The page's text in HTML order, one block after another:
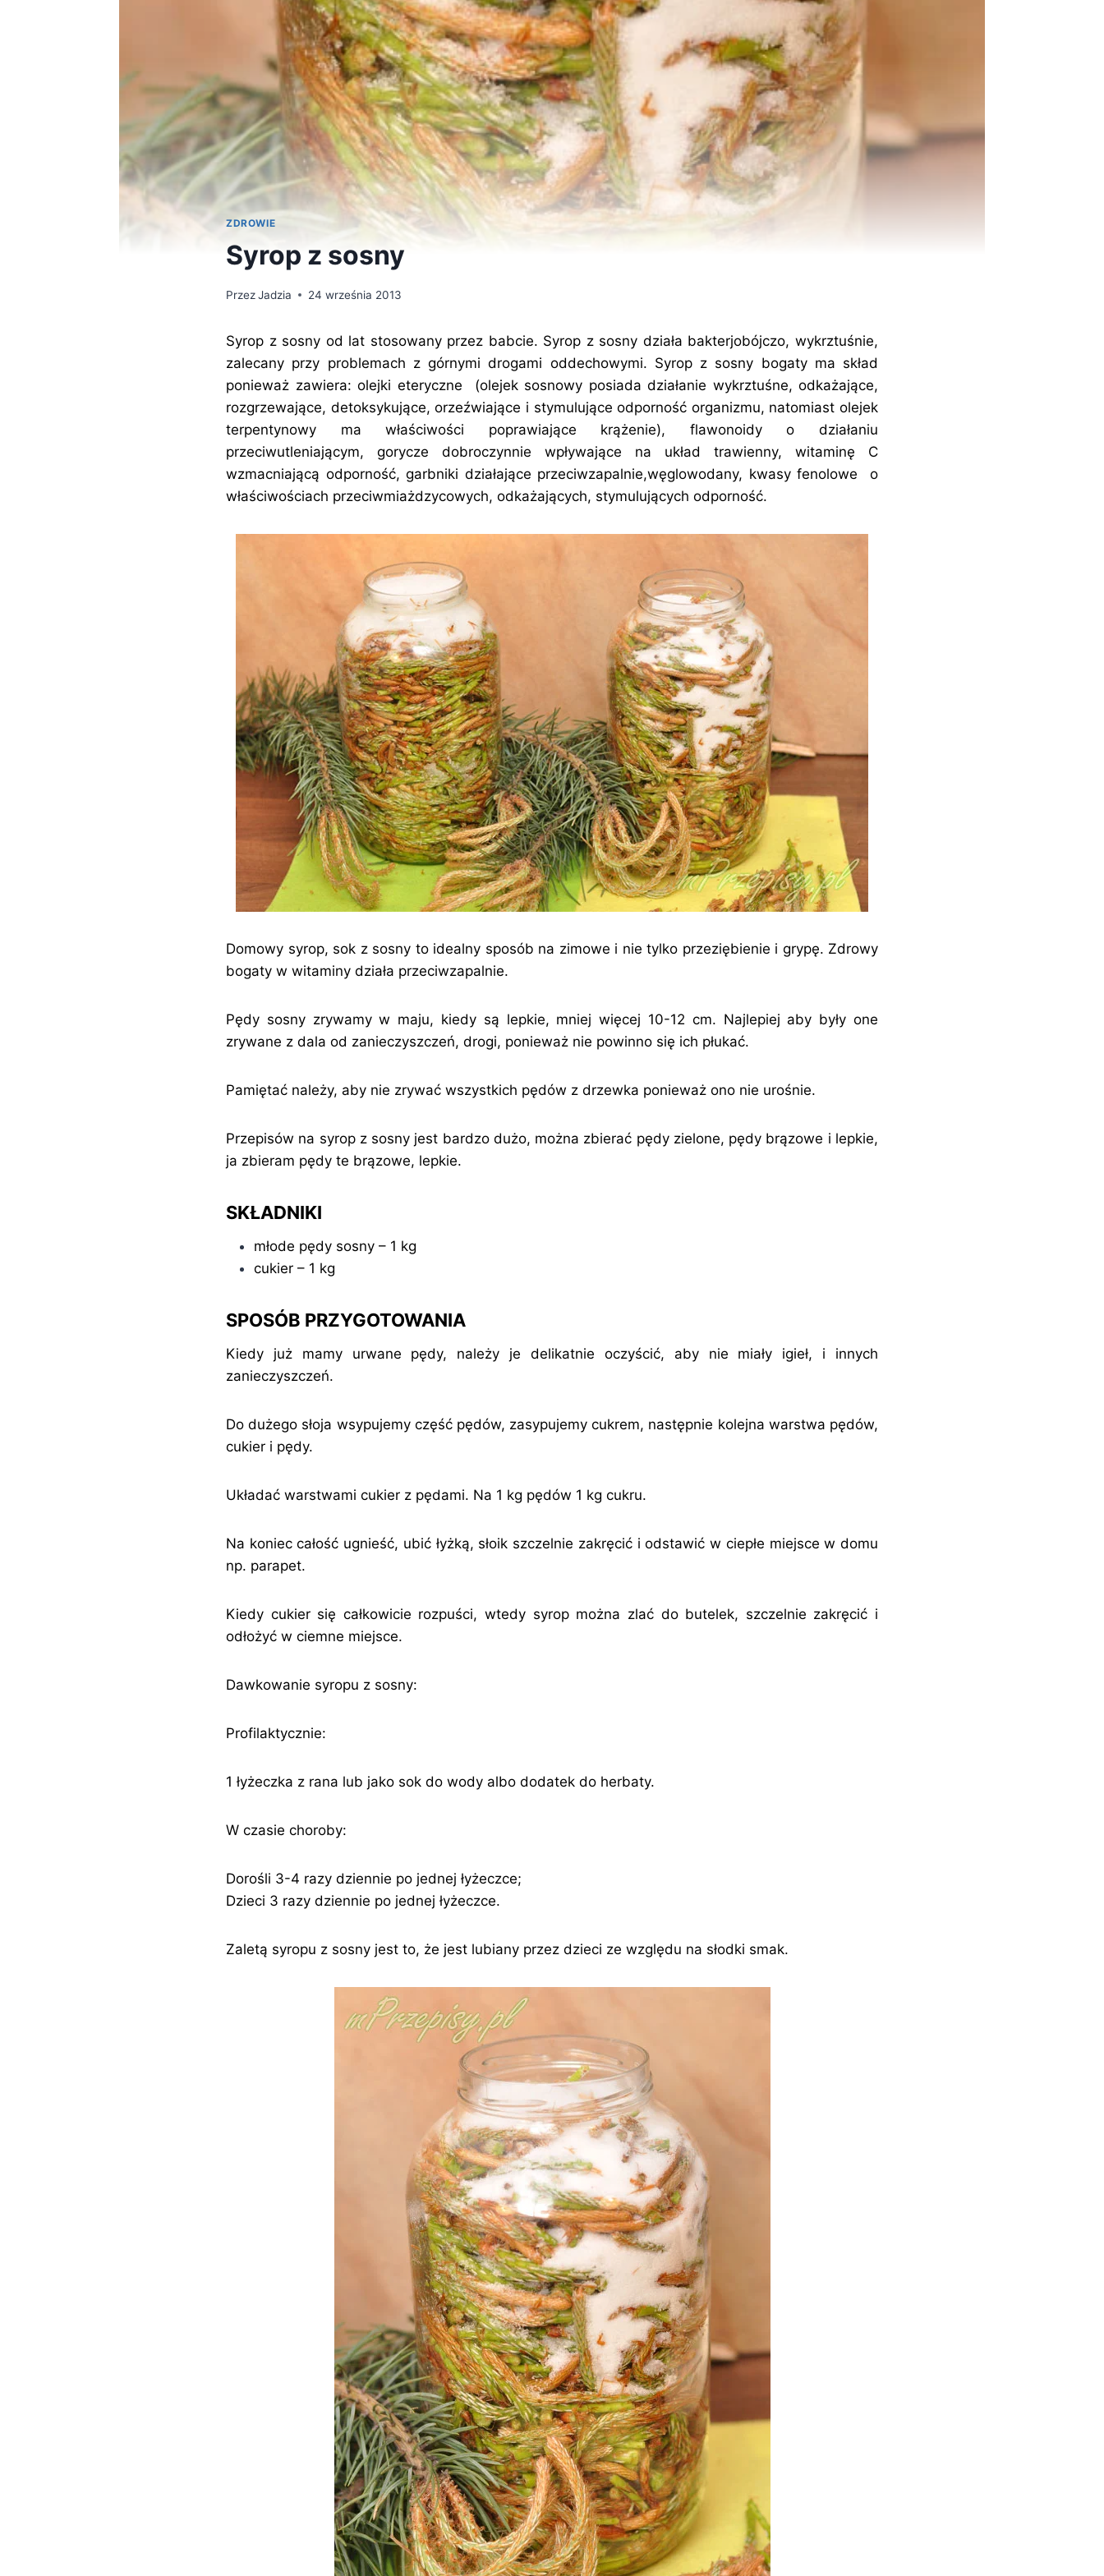
ZDROWIE
Syrop z sosny
PrzezJadzia 24 września 2013
Syrop z sosny od lat stosowany przez babcie. Syrop z sosny działa bakterjobójczo, wykrztuśnie,
zalecany przy problemach z górnymi drogami oddechowymi. Syrop z sosny bogaty ma skład
ponieważ zawiera: olejki eteryczne (olejek sosnowy posiada działanie wykrztuśne, odkażające,
rozgrzewające, detoksykujące, orzeźwiające i stymulujące odporność organizmu, natomiast olejek
terpentynowy ma właściwości poprawiające krążenie), flawonoidy o działaniu
przeciwutleniającym, gorycze dobroczynnie wpływające na układ trawienny, witaminę C
wzmacniającą odporność, garbniki działające przeciwzapalnie,węglowodany, kwasy fenolowe o
właściwościach przeciwmiażdzycowych, odkażających, stymulujących odporność.
Domowy syrop, sok z sosny to idealny sposób na zimowe i nie tylko przeziębienie i grypę. Zdrowy
bogaty w witaminy działa przeciwzapalnie.
Pędy sosny zrywamy w maju, kiedy są lepkie, mniej więcej 10-12 cm. Najlepiej aby były one
zrywane z dala od zanieczyszczeń, drogi, ponieważ nie powinno się ich płukać.
Pamiętać należy, aby nie zrywać wszystkich pędów z drzewka ponieważ ono nie urośnie.
Przepisów na syrop z sosny jest bardzo dużo, można zbierać pędy zielone, pędy brązowe i lepkie,
ja zbieram pędy te brązowe, lepkie.
SKŁADNIKI
młode pędy sosny – 1 kg
cukier – 1 kg
SPOSÓB PRZYGOTOWANIA
Kiedy już mamy urwane pędy, należy je delikatnie oczyścić, aby nie miały igieł, i innych
zanieczyszczeń.
Do dużego słoja wsypujemy część pędów, zasypujemy cukrem, następnie kolejna warstwa pędów,
cukier i pędy.
Układać warstwami cukier z pędami. Na 1 kg pędów 1 kg cukru.
Na koniec całość ugnieść, ubić łyżką, słoik szczelnie zakręcić i odstawić w ciepłe miejsce w domu
np. parapet.
Kiedy cukier się całkowicie rozpuści, wtedy syrop można zlać do butelek, szczelnie zakręcić i
odłożyć w ciemne miejsce.
Dawkowanie syropu z sosny:
Profilaktycznie:
1 łyżeczka z rana lub jako sok do wody albo dodatek do herbaty.
W czasie choroby:
Dorośli 3-4 razy dziennie po jednej łyżeczce;
Dzieci 3 razy dziennie po jednej łyżeczce.
Zaletą syropu z sosny jest to, że jest lubiany przez dzieci ze względu na słodki smak.